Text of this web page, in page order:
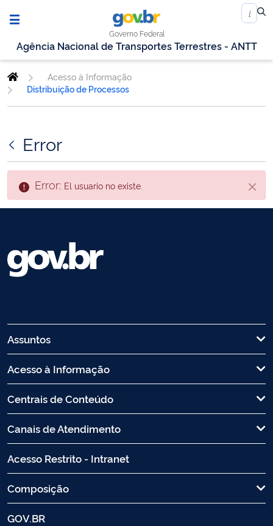
Governo Federal
Agência Nacional de Transportes Terrestres - ANTT
Acesso à Informação
Distribuição de Processos
Error
Error: El usuario no existe.
Assuntos
Acesso à Informação
Centrais de Conteúdo
Canais de Atendimento
Acesso Restrito - Intranet
Composição
GOV.BR